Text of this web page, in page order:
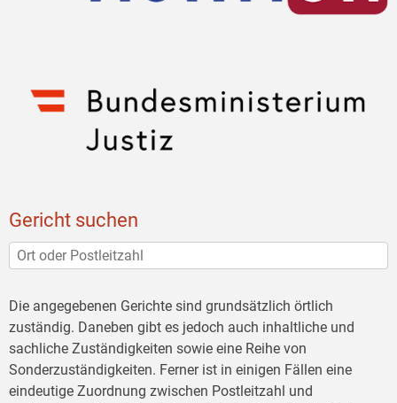
Gericht suchen
Die angegebenen Gerichte sind grundsätzlich örtlich
zuständig. Daneben gibt es jedoch auch inhaltliche und
sachliche Zuständigkeiten sowie eine Reihe von
Sonderzuständigkeiten. Ferner ist in einigen Fällen eine
eindeutige Zuordnung zwischen Postleitzahl und